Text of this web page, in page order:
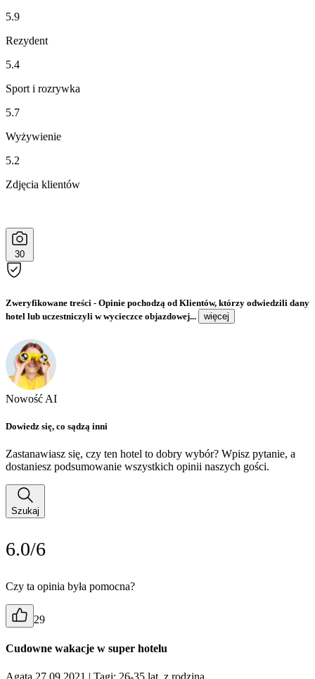
5.9
Rezydent
5.4
Sport i rozrywka
5.7
Wyżywienie
5.2
Zdjęcia klientów
30
Zweryfikowane treści - Opinie pochodzą od Klientów, którzy odwiedzili dany
hotel lub uczestniczyli w wycieczce objazdowej...
więcej
Nowość AI
Dowiedz się, co sądzą inni
Zastanawiasz się, czy ten hotel to dobry wybór? Wpisz pytanie, a
dostaniesz podsumowanie wszystkich opinii naszych gości.
Szukaj
6.0/6
Czy ta opinia była pomocna?
29
Cudowne wakacje w super hotelu
Agata 27.09.2021 | Tagi: 26-35 lat, z rodziną